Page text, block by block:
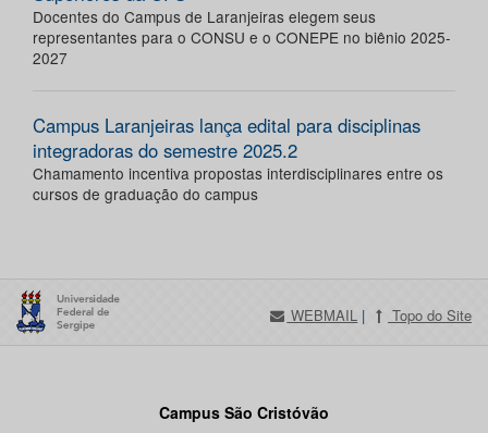
Docentes do Campus de Laranjeiras elegem seus
representantes para o CONSU e o CONEPE no biênio 2025-
2027
Campus Laranjeiras lança edital para disciplinas
integradoras do semestre 2025.2
Chamamento incentiva propostas interdisciplinares entre os
cursos de graduação do campus
WEBMAIL | Topo do Site
Campus São Cristóvão